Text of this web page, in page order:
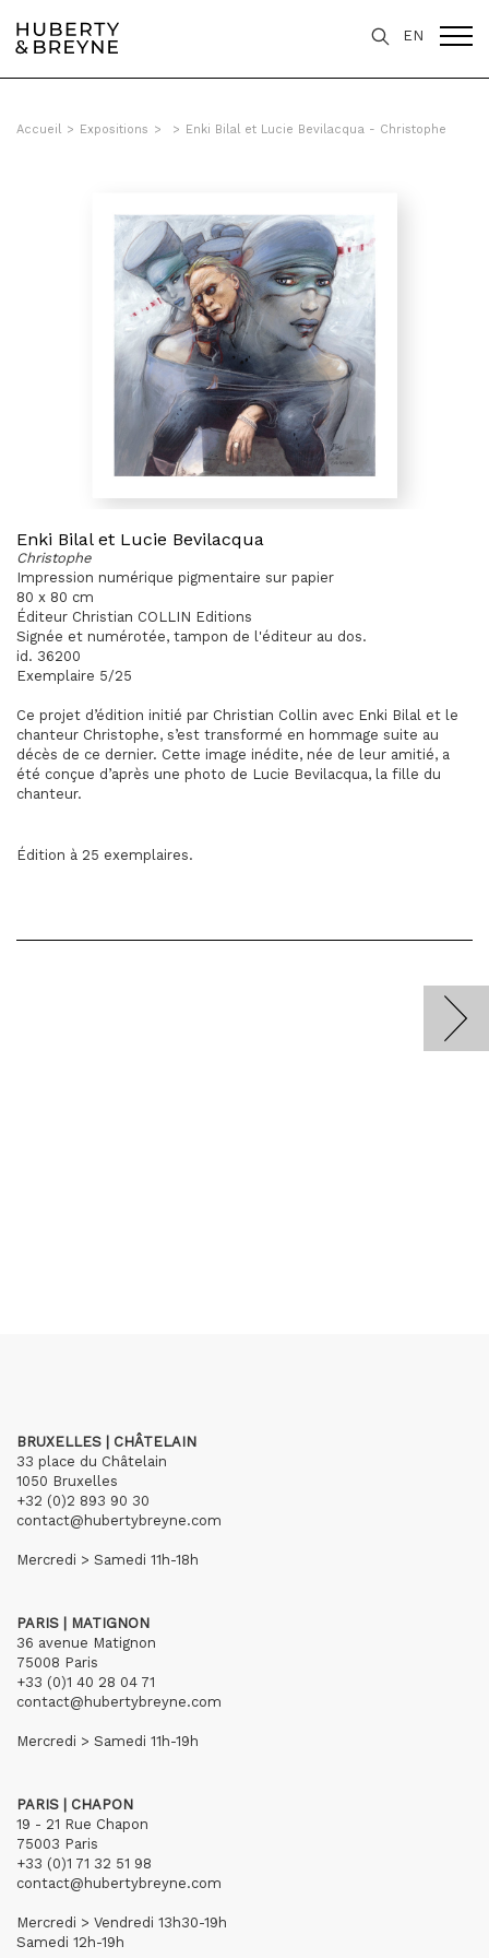
EN
Accueil > Expositions > > Enki Bilal et Lucie Bevilacqua - Christophe
Enki Bilal et Lucie Bevilacqua
Christophe
Impression numérique pigmentaire sur papier
80 x 80 cm
Éditeur Christian COLLIN Editions
Signée et numérotée, tampon de l'éditeur au dos.
id. 36200
Exemplaire 5/25
Ce projet d’édition initié par Christian Collin avec Enki Bilal et le
chanteur Christophe, s’est transformé en hommage suite au
décès de ce dernier. Cette image inédite, née de leur amitié, a
été conçue d’après une photo de Lucie Bevilacqua, la fille du
chanteur.
Édition à 25 exemplaires.
BRUXELLES | CHÂTELAIN
33 place du Châtelain
1050 Bruxelles
+32 (0)2 893 90 30
contact@hubertybreyne.com
Mercredi > Samedi 11h-18h
PARIS | MATIGNON
36 avenue Matignon
75008 Paris
+33 (0)1 40 28 04 71
contact@hubertybreyne.com
Mercredi > Samedi 11h-19h
PARIS | CHAPON
19 - 21 Rue Chapon
75003 Paris
+33 (0)1 71 32 51 98
contact@hubertybreyne.com
Mercredi > Vendredi 13h30-19h
Samedi 12h-19h